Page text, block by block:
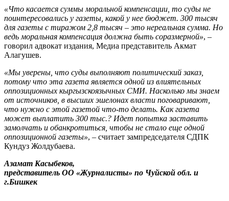
«Что касается суммы моральной компенсации, то суды не
поинтересовались у газеты, какой у нее бюджет. 300 тысяч
для газеты с тиражом 2,8 тысяч – это нереальная сумма. Но
ведь моральная компенсация должна быть соразмерной», –
говорил адвокат издания, Медиа представитель Акмат
Алагушев.
«Мы уверены, что суды выполняют политический заказ,
потому что эта газета является одной из влиятельных
оппозиционных кыргызскоязычных СМИ. Насколько мы знаем
от источников, в высших эшелонах власти поговаривают,
что нужно с этой газетой что-то делать. Как газета
может выплатить 300 тыс.? Идет попытка заставить
замолчать и обанкротиться, чтобы не стало еще одной
оппозиционной газеты», – считает зампредседателя СДПК
Кундуз Жолдубаева.
Азамат Касыбеков,
представитель ОО «Журналисты» по Чуйской обл. и
г.Бишкек